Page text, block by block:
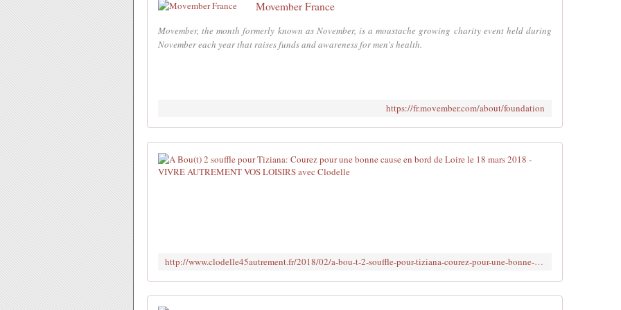
Movember France
Movember, the month formerly known as November, is a moustache growing charity event held during
November each year that raises funds and awareness for men's health.
https://fr.movember.com/about/foundation
d
é
http://www.clodelle45autrement.fr/2018/02/a-bou-t-2-souffle-pour-tiziana-courez-pour-une-bonne-cause-en-bord-de-loire-le-18-mars-2018.html